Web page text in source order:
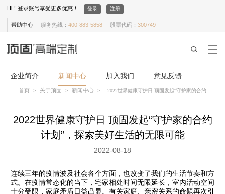
Hi！登录账号享受更多优惠！ 登录 注册
帮助中心 服务热线： 400-883-5858 股票代码： 300749
企业简介 新闻中心 加入我们 意见反馈
首页 > 关于顶固 > 新闻中心 > 2022世界健康守护日 顶固发起“守护家的合约...
2022世界健康守护日 顶固发起“守护家的合约
计划”，探索美好生活的无限可能
2022-08-18
连续三年的疫情波及社会各个方面，也改变了我们的生活节奏和方
式。在疫情常态化的当下，宅家相处时间无限延长，室内活动空间
十分受限，家庭矛盾日益凸显。有关家庭、亲密关系的命题再次引